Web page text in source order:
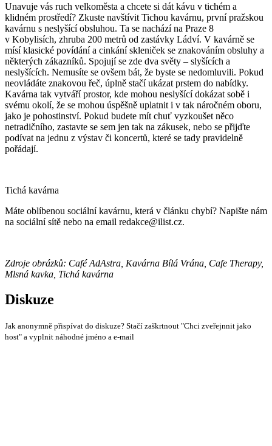
Unavuje vás ruch velkoměsta a chcete si dát kávu v tichém a
klidném prostředí? Zkuste navštívit Tichou kavárnu, první pražskou
kavárnu s neslyšící obsluhou. Ta se nachází na Praze 8
v Kobylisích, zhruba 200 metrů od zastávky Ládví. V kavárně se
mísí klasické povídání a cinkání skleniček se znakováním obsluhy a
některých zákazníků. Spojují se zde dva světy – slyšících a
neslyšících. Nemusíte se ovšem bát, že byste se nedomluvili. Pokud
neovládáte znakovou řeč, úplně stačí ukázat prstem do nabídky.
Kavárna tak vytváří prostor, kde mohou neslyšící dokázat sobě i
svému okolí, že se mohou úspěšně uplatnit i v tak náročném oboru,
jako je pohostinství. Pokud budete mít chuť vyzkoušet něco
netradičního, zastavte se sem jen tak na zákusek, nebo se přijďte
podívat na jednu z výstav či koncertů, které se tady pravidelně
pořádají.
Tichá kavárna
Máte oblíbenou sociální kavárnu, která v článku chybí? Napište nám
na sociální sítě nebo na email redakce@ilist.cz.
Zdroje obrázků: Café AdAstra, Kavárna Bílá Vrána, Cafe Therapy,
Mlsná kavka, Tichá kavárna
Diskuze
Jak anonymně přispívat do diskuze? Stačí zaškrtnout "Chci zveřejnnit jako
host" a vyplnit náhodné jméno a e-mail